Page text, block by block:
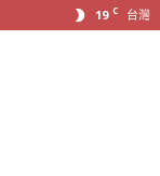
19 C 台灣